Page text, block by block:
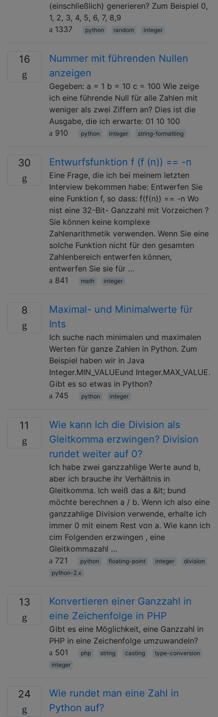
(einschließlich) generieren? Zum Beispiel 0,
1, 2, 3, 4, 5, 6, 7, 8,9
1337
python random integer
16
Nummer mit führenden Nullen
anzeigen
Gegeben: a = 1 b = 10 c = 100 Wie zeige
ich eine führende Null für alle Zahlen mit
weniger als zwei Ziffern an? Dies ist die
Ausgabe, die ich erwarte: 01 10 100
910
python integer string-formatting
30 Entwurfsfunktion f (f (n)) == -n
Eine Frage, die ich bei meinem letzten
Interview bekommen habe: Entwerfen Sie
eine Funktion f, so dass: f(f(n)) == -n Wo
nist eine 32-Bit- Ganzzahl mit Vorzeichen ?
Sie können keine komplexe
Zahlenarithmetik verwenden. Wenn Sie eine
solche Funktion nicht für den gesamten
Zahlenbereich entwerfen können,
entwerfen Sie sie für …
841
math integer
8
Maximal- und Minimalwerte für
Ints
Ich suche nach minimalen und maximalen
Werten für ganze Zahlen in Python. Zum
Beispiel haben wir in Java
Integer.MIN_VALUEund Integer.MAX_VALUE.
Gibt es so etwas in Python?
745
python integer
11
Wie kann ich die Division als
Gleitkomma erzwingen? Division
rundet weiter auf 0?
Ich habe zwei ganzzahlige Werte aund b,
aber ich brauche ihr Verhältnis in
Gleitkomma. Ich weiß das a &lt; bund
möchte berechnen a / b. Wenn ich also eine
ganzzahlige Division verwende, erhalte ich
immer 0 mit einem Rest von a. Wie kann ich
cim Folgenden erzwingen , eine
Gleitkommazahl …
721
python floating-point integer
division
python-2.x
13
Konvertieren einer Ganzzahl in
eine Zeichenfolge in PHP
Gibt es eine Möglichkeit, eine Ganzzahl in
PHP in eine Zeichenfolge umzuwandeln?
501
php string casting
type-conversion
integer
24
Wie rundet man eine Zahl in
Python auf?